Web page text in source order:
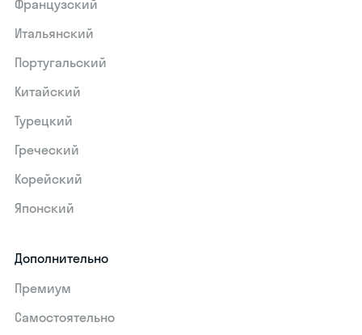
Французский
Итальянский
Португальский
Китайский
Турецкий
Греческий
Корейский
Японский
Дополнительно
Премиум
Самостоятельно